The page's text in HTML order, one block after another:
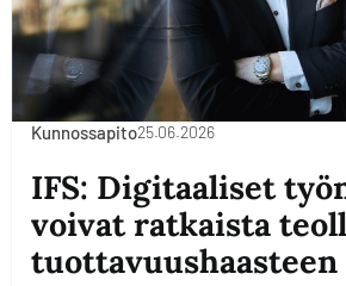
Kunnossapito25.06.2026
IFS: Digitaaliset
voivat ratkaista
tuottavuushaasteen